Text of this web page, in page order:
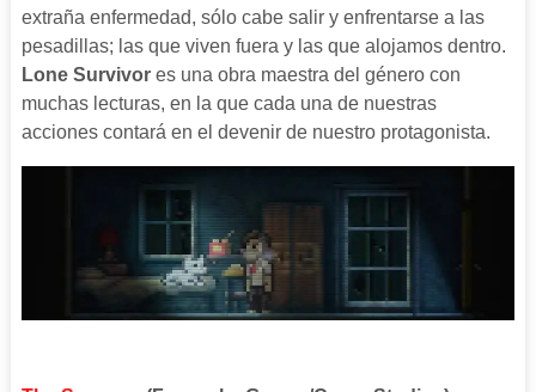
extraña enfermedad, sólo cabe salir y enfrentarse a las
pesadillas; las que viven fuera y las que alojamos dentro.
Lone Survivores una obra maestra del género con
muchas lecturas, en la que cada una de nuestras
acciones contará en el devenir de nuestro protagonista.